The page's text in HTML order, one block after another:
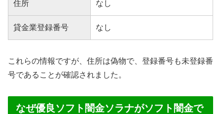
住所 なし
貸金業登録番号 なし
これらの情報ですが、住所は偽物で、登録番号も未登録番
号であることが確認されました。
なぜ優良ソフト闇金ソラナがソフト闇金で